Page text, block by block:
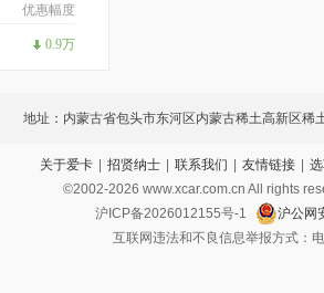
优惠幅度
0.9万
地址：内蒙古省包头市东河区内蒙古稀土高新区稀
关于爱卡 | 招贤纳士 | 联系我们 | 友情链接 |
©2002-2026 www.xcar.com.cn All rights
沪ICP备2026012155号-1
沪公网
互联网违法和不良信息举报方式：